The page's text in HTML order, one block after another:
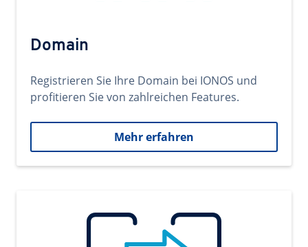
Domain
Registrieren Sie Ihre Domain bei IONOS und
profitieren Sie von zahlreichen Features.
Mehr erfahren